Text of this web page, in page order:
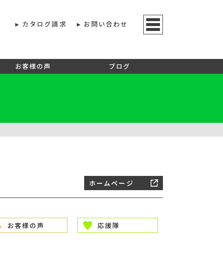
カタログ請求 お問い合わせ
お客様の声 ブログ
ホームページ
お客様の声 応援隊